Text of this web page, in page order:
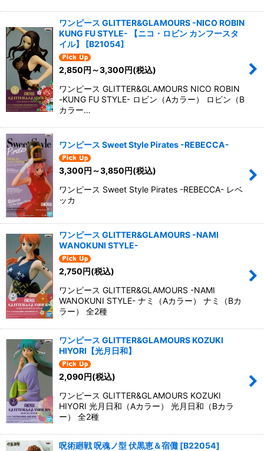
ワンピース GLITTER&GLAMOURS -NICO ROBIN
KUNG FU STYLE- 【ニコ・ロビン カンフースタ
イル】
[B21054]
2,850円 ～3,300円(税込)
ワンピース GLITTER&GLAMOURS NICO ROBIN
-KUNG FU STYLE- ロビン（Aカラー） ロビン（B
カラー…
ワンピース Sweet Style Pirates -REBECCA-
3,300円 ～3,850円(税込)
ワンピース Sweet Style Pirates -REBECCA- レベ
ッカ
ワンピース GLITTER&GLAMOURS -NAMI
WANOKUNI STYLE-
2,750円(税込)
ワンピース GLITTER&GLAMOURS -NAMI
WANOKUNI STYLE- ナミ（Aカラー） ナミ（Bカ
ラー） 全2種
ワンピース GLITTER&GLAMOURS KOZUKI
HIYORI【光月日和】
2,090円(税込)
ワンピース GLITTER&GLAMOURS KOZUKI
HIYORI 光月日和（Aカラー） 光月日和（Bカラ
ー） 全2種
呪術廻戦 呪魂ノ型 伏黒恵＆宿儺 [B22054]